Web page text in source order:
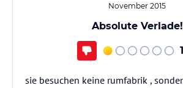
November 2015
Absolute Verlade!
1
sie besuchen keine rumfabrik ,